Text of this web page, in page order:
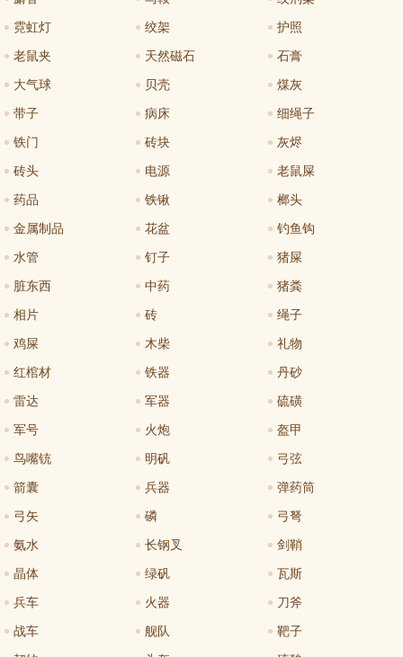
霓虹灯 绞架 护照
老鼠夹 天然磁石 石膏
大气球 贝壳 煤灰
带子 病床 细绳子
铁门 砖块 灰烬
砖头 电源 老鼠屎
药品 铁锹 榔头
金属制品 花盆 钓鱼钩
水管 钉子 猪屎
脏东西 中药 猪粪
相片 砖 绳子
鸡屎 木柴 礼物
红棺材 铁器 丹砂
雷达 军器 硫磺
军号 火炮 盔甲
鸟嘴铳 明矾 弓弦
箭囊 兵器 弹药筒
弓矢 磷 弓弩
氨水 长钢叉 剑鞘
晶体 绿矾 瓦斯
兵车 火器 刀斧
战车 舰队 靶子